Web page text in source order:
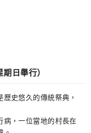
日舉行）
史悠久的傳統祭典，
，一位當地的村長在